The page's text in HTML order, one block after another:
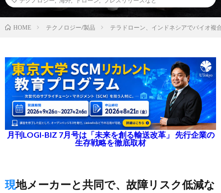
HOME テクノロジー/製品 テラドローン、インドネシアでバイオ複
月刊LOGI-BIZ 7月号は「未来を創る輸送改革」 先行企業の
生存戦略を徹底取材
現地メーカーと共同で、故障リスク低減な